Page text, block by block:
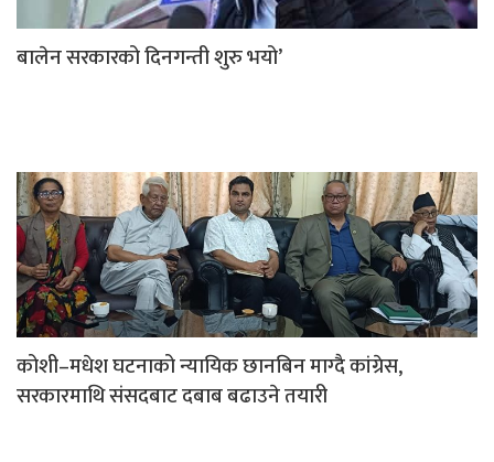
बालेन सरकारको दिनगन्ती शुरु भयो’
कोशी–मधेश घटनाको न्यायिक छानबिन माग्दै कांग्रेस,
सरकारमाथि संसदबाट दबाब बढाउने तयारी